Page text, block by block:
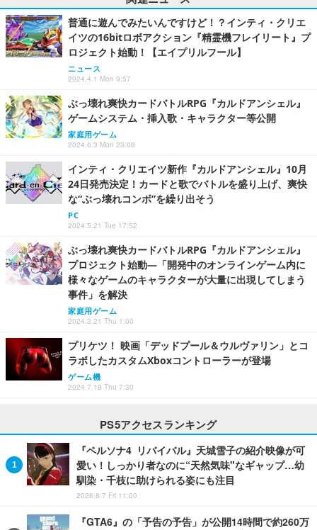
普通に遊んでみたいんですけど！？インティ・クリエ
イツの16bitロボアクション『精霊機フレイリート』プ
ロジェクト始動！【エイプリルフール】
ニュース
2024.4.1 Mon 9:57
ぶっ壊れ爽快カードバトルRPG『カルドアンシェル』
ゲームシステム・挿入歌・キャラクター等公開
家庭用ゲーム
2024.6.3 Mon 23:08
インティ・クリエイツ新作『カルドアンシェル』10月
24日発売決定！カードと歌でバトルを盛り上げ、爽快
な“ぶっ壊れコンボ”を繰り出そう
PC
2024.5.21 Tue 17:52
ぶっ壊れ爽快カードバトルRPG『カルドアンシェル』
プロジェクト始動―「開発中のオンラインゲーム内に
様々なゲームのキャラクターが大量に出現してしまう
事件」を解決
家庭用ゲーム
2024.3.21 Thu 1:00
プリケツ！ 映画「デッドプール＆ウルヴァリン」とコ
ラボしたカスタムXboxコントローラーが登場
ゲーム機
2024.7.18 Thu 7:30
PS5アクセスランキング
『ペルソナ4 リバイバル』天城雪子の紹介映像が可
愛い！しっかり者なのに“天然気味"なギャップ…幼
馴染・千枝に助けられる姿にも注目
2026.8.7 Fri 11:00
『GTA6』の「予告の予告」が公開14時間で約260万